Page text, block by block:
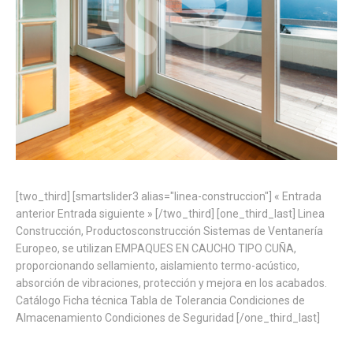
[two_third] [smartslider3 alias="linea-construccion"] « Entrada
anterior Entrada siguiente » [/two_third] [one_third_last] Linea
Construcción, Productosconstrucción Sistemas de Ventanería
Europeo, se utilizan EMPAQUES EN CAUCHO TIPO CUÑA,
proporcionando sellamiento, aislamiento termo-acústico,
absorción de vibraciones, protección y mejora en los acabados.
Catálogo Ficha técnica Tabla de Tolerancia Condiciones de
Almacenamiento Condiciones de Seguridad [/one_third_last]